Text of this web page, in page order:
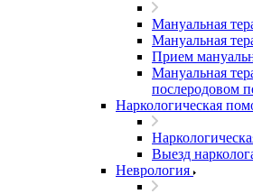
Мануальная
Мануальная
Прием
Мануальная
послеродовом
Наркологическая
Выезд
Неврология